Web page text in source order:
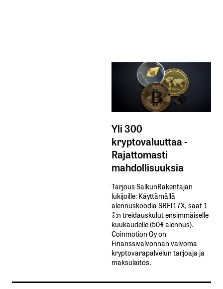
Yli 300
kryptovaluuttaa -
Rajattomasti
mahdollisuuksia
Tarjous SalkunRakentajan
lukijoille: Käyttämällä​ ​
alennuskoodia​ ​SRFI17X,​ ​saat​ ​1
%:n treidauskulut​ ​ensimmäiselle​ ​
kuukaudelle​ ​(50%​ ​alennus).
Coinmotion Oy on
Finanssivalvonnan valvoma
kryptovarapalvelun tarjoaja ja
maksulaitos.